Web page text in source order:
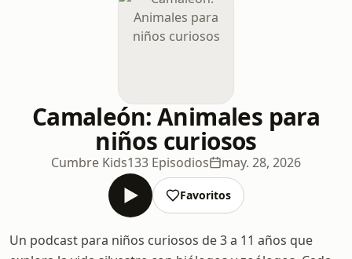
Camaleón: Animales para
niños curiosos
Cumbre Kids133 Episodios may. 28, 2026
Favoritos
Un podcast para niños curiosos de 3 a 11 años que